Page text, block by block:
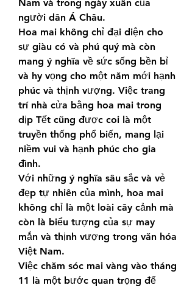
Nam và trong ngày xuân của
người dân Á Châu.
Hoa mai không chỉ đại diện cho
sự giàu có và phú quý mà còn
mang ý nghĩa về sức sống bền bỉ
và hy vọng cho một năm mới hạnh
phúc và thịnh vượng. Việc trang
trí nhà cửa bằng hoa mai trong
dịp Tết cũng được coi là một
truyền thống phổ biến, mang lại
niềm vui và hạnh phúc cho gia
đình.
Với những ý nghĩa sâu sắc và vẻ
đẹp tự nhiên của mình, hoa mai
không chỉ là một loài cây cảnh mà
còn là biểu tượng của sự may
mắn và thịnh vượng trong văn hóa
Việt Nam.
Việc chăm sóc mai vàng vào tháng
11 là một bước quan trọng để